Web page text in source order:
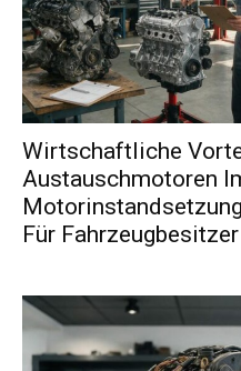
Wirtschaftliche
Austauschmotoren
Für Fahrzeugbesitzer